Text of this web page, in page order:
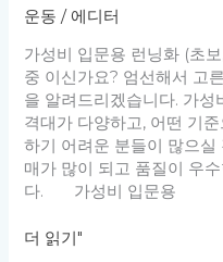
순
위,
가
격
비
교)
운동 / 에디터
가성비 입문용 런닝화 (초
중 이신가요? 엄선해서 고
을 알려드리겠습니다. 가
격대가 다양하고, 어떤 기
하기 어려운 분들이 많으
매가 많이 되고 품질이 우
다. 가성비 입문용
BEST
더 읽기"